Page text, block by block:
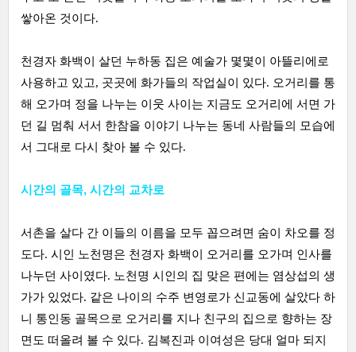
쌓아온 것이다.
천경자 화백이 살던 누하동 집은 예술가 몇몇이 아뜰리에로
사용하고 있고, 곳곳에 화가들의 작업실이 있다. 오거리를 통
해 오가며 정을 나누는 이웃 사이는 지금도 오거리에 서면 가
던 길 멈춰 서서 한참을 이야기 나누는 동네 사람들의 모습에
서 그대로 다시 찾아 볼 수 있다.
시간의 골목, 시간의 교차로
서촌을 살다 간 이들의 이름을 모두 꼽으려면 숨이 차오를 정
도다. 시인 노천명은 천경자 화백이 오거리를 오가며 인사를
나누던 사이였다. 노천명 시인의 집 맞은 편에는 염상섭의 생
가가 있었다. 같은 나이의 수주 변영로가 신교동에 살았다 하
니 통인동 골목으로 오거리를 지나 친구의 집으로 향하는 장
면도 떠올려 볼 수 있다. 김복진과 이여성은 당대 얼마 되지